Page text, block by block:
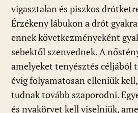
vigasztalan és piszkos
Érzékeny lábukon a drót
ennek következményeként
sebektől szenvednek. A
amelyeket tenyésztés céljából
évig folyamatosan elleniük
tudnak tovább szaporodni.
és nyakörvet kell viselniük,